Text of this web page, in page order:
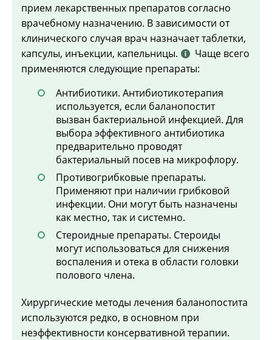
прием лекарственных препаратов согласно
врачебному назначению. В зависимости от
клинического случая врач назначает таблетки,
капсулы, инъекции, капельницы.
Чаще всего
применяются следующие препараты:
Антибиотики. Антибиотикотерапия
используется, если баланопостит
вызван бактериальной инфекцией. Для
выбора эффективного антибиотика
предварительно проводят
бактериальный посев на микрофлору.
Противогрибковые препараты.
Применяют при наличии грибковой
инфекции. Они могут быть назначены
как местно, так и системно.
Стероидные препараты. Стероиды
могут использоваться для снижения
воспаления и отека в области головки
полового члена.
Хирургические методы лечения баланопостита
используются редко, в основном при
неэффективности консервативной терапии.